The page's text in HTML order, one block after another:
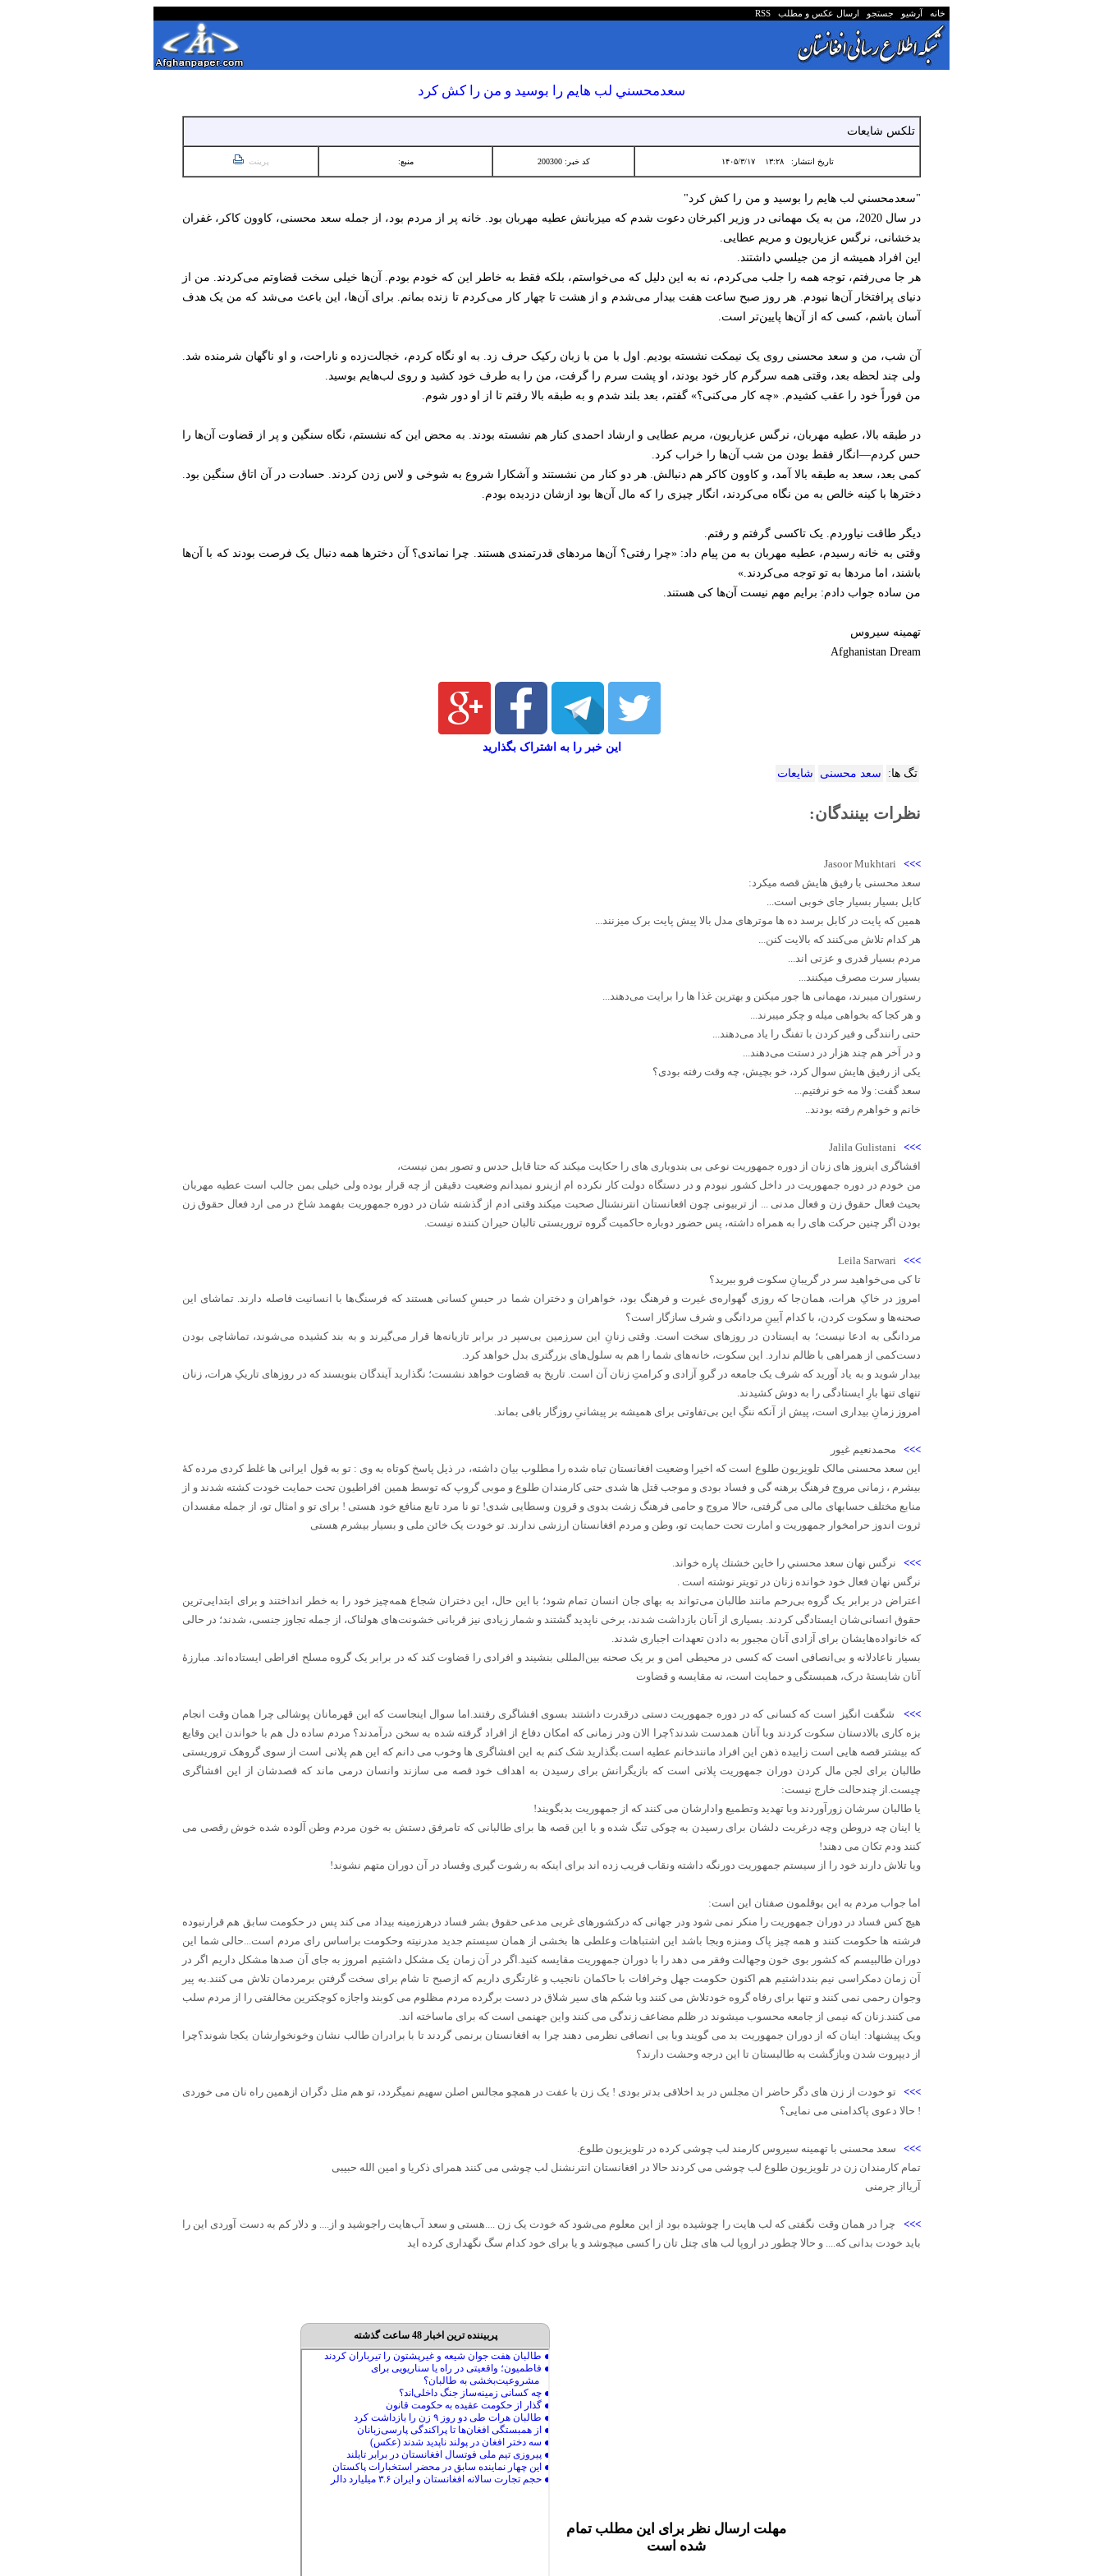
خانه آرشیو جستجو ارسال عکس و مطلب RSS
سعدمحسني لب هايم را بوسيد و من را كش كرد
تلکس شایعات
تاریخ انتشار:۱۳:۲۸ ۱۴۰۵/۳/۱۷ کد خبر: 200300 منبع: پرینت
"سعدمحسني لب هايم را بوسيد و من را كش كرد"
در سال 2020، من به یک مهمانی در وزیر اکبرخان دعوت شدم که میزبانش عطیه مهربان بود. خانه پر از مردم بود، از جمله سعد محسنی، کاوون کاکر، غفران
بدخشانی، نرگس عزیاریون و مریم عطایی.
این افراد همیشه از من جيلسي داشتند.
هر جا می‌رفتم، توجه همه را جلب می‌کردم، نه به این دلیل که می‌خواستم، بلکه فقط به خاطر این که خودم بودم. آن‌ها خیلی سخت قضاوتم می‌کردند. من از
دنیای پرافتخار آن‌ها نبودم. هر روز صبح ساعت هفت بیدار می‌شدم و از هشت تا چهار کار می‌کردم تا زنده بمانم. برای آن‌ها، این باعث می‌شد که من یک هدف
آسان باشم، کسی که از آن‌ها پایین‌تر است.
آن شب، من و سعد محسنی روی یک نیمکت نشسته بودیم. اول با من با زبان رکیک حرف زد. به او نگاه کردم، خجالت‌زده و ناراحت، و او ناگهان شرمنده شد.
ولی چند لحظه بعد، وقتی همه سرگرم کار خود بودند، او پشت سرم را گرفت، من را به طرف خود کشید و روی لب‌هایم بوسید.
من فوراً خود را عقب کشیدم. «چه کار می‌کنی؟» گفتم، بعد بلند شدم و به طبقه بالا رفتم تا از او دور شوم.
در طبقه بالا، عطیه مهربان، نرگس عزیاریون، مریم عطایی و ارشاد احمدی کنار هم نشسته بودند. به محض این که نشستم، نگاه سنگین و پر از قضاوت آن‌ها را
حس کردم—انگار فقط بودن من شب آن‌ها را خراب کرد.
کمی بعد، سعد به طبقه بالا آمد، و کاوون کاکر هم دنبالش. هر دو کنار من نشستند و آشکارا شروع به شوخی و لاس زدن کردند. حسادت در آن اتاق سنگین بود.
دخترها با کینه خالص به من نگاه می‌کردند، انگار چیزی را که مال آن‌ها بود ازشان دزدیده بودم.
دیگر طاقت نیاوردم. یک تاکسی گرفتم و رفتم.
وقتی به خانه رسیدم، عطیه مهربان به من پیام داد: «چرا رفتی؟ آن‌ها مردهای قدرتمندی هستند. چرا نماندی؟ آن دخترها همه دنبال یک فرصت بودند که با آن‌ها
باشند، اما مردها به تو توجه می‌کردند.»
من ساده جواب دادم: برایم مهم نیست آن‌ها کی هستند.
تهمينه سيروس
Afghanistan Dream
این خبر را به اشتراک بگذارید
تگ ها: سعد محسنی شایعات
نظرات بینندگان:
>>>
Jasoor Mukhtari
سعد محسنی با رفیق هایش قصه میکرد:
کابل بسیار بسیار جای خوبی است...
همین که پایت در کابل برسد ده ها موترهای مدل بالا پیش پایت برک میزنند...
هر کدام تلاش می‌کنند که بالایت کنن...
مردم بسیار قدری و عزتی اند...
بسیار سرت مصرف میکنند...
رستوران میبرند، مهمانی ها جور میکنن و بهترین غذا ها را برایت می‌دهند...
و هر کجا که بخواهی میله و چکر میبرند...
حتی رانندگی و فیر کردن با تفنگ را یاد می‌دهند...
و در آخر هم چند هزار در دستت می‌دهند...
یکی از رفیق هایش سوال کرد، خو بچیش، چه وقت رفته بودی؟
سعد گفت: ولا مه خو نرفتیم...
خانم و خواهرم رفته بودند..
>>>
Jalila Gulistani
افشاگری اینروز های زنان از دوره جمهوریت نوعی بی بندوباری های را حکایت میکند که حتا قابل حدس و تصور بمن نیست،
من خودم در دوره جمهوریت در داخل کشور نبودم و در دستگاه دولت کار نکرده ام ازینرو نمیدانم وضعیت دقیقن از چه قرار بوده ولی خیلی بمن جالب است عطیه مهربان
بحیث فعال حقوق زن و فعال مدنی ... از تربیونی چون افعانستان انترنشنال صحبت میکند وقتی ادم از گذشته شان در دوره جمهوریت بفهمد شاخ در می ارد فعال حقوق زن
بودن اگر چنین حرکت های را به همراه داشته، پس حضور دوباره حاکمیت گروه تروریستی تالبان حیران کننده نیست.
>>>
Leila Sarwari
تا کی می‌خواهید سر در گریبانِ سکوت فرو ببرید؟
امروز در خاکِ هرات، همان‌جا که روزی گهواره‌ی غیرت و فرهنگ بود، خواهران و دختران شما در حبسِ کسانی هستند که فرسنگ‌ها با انسانیت فاصله دارند. تماشای این
صحنه‌ها و سکوت کردن، با کدام آیینِ مردانگی و شرف سازگار است؟
مردانگی به ادعا نیست؛ به ایستادن در روزهای سخت است. وقتی زنانِ این سرزمین بی‌سپر در برابر تازیانه‌ها قرار می‌گیرند و به بند کشیده می‌شوند، تماشاچی بودن
دست‌کمی از همراهی با ظالم ندارد. این سکوت، خانه‌های شما را هم به سلول‌های بزرگتری بدل خواهد کرد.
بیدار شوید و به یاد آورید که شرف یک جامعه در گروِ آزادی و کرامتِ زنان آن است. تاریخ به قضاوت خواهد نشست؛ نگذارید آیندگان بنویسند که در روزهای تاریکِ هرات، زنان
تنهای تنها بارِ ایستادگی را به دوش کشیدند.
امروز زمانِ بیداری است، پیش از آنکه ننگِ این بی‌تفاوتی برای همیشه بر پیشانیِ روزگار باقی بماند.
>>> محمدنعیم غیور
این سعد محسنی مالک تلویزیون طلوع است که اخیرا وضعیت افغانستان تباه شده را مطلوب بیان داشته، در ذیل پاسخ کوتاه به وی : تو به قول ایرانی ها غلط کردی مرده کهٔ
بیشرم ، زمانی مروج فرهنگ برهنه گی و فساد بودی و موجب قتل ها شدی حتی کارمندان طلوع و موبی گروپ که توسط همین افراطیون تحت حمایت خودت کشته شدند و از
منابع مختلف حسابهای مالی می گرفتی، حالا مروج و حامی فرهنگ زشت بدوی و قرون وسطایی شدی! تو نا مرد تابع منافع خود هستی ! برای تو و امثال تو، از جمله مفسدان
ثروت اندوز حرامخوار جمهوریت و امارت تحت حمایت تو، وطن و مردم افغانستان ارزشی ندارند. تو خودت یک خائن ملی و بسیار بیشرم هستی
>>> نرگس نهان سعد محسني را خاين خشتك پاره خواند.
نرگس نهان فعال خود خوانده زنان در تويتر نوشته است .
اعتراض در برابر یک گروه بی‌رحم مانند طالبان می‌تواند به بهای جان انسان تمام شود؛ با این حال، این دختران شجاع همه‌چیز خود را به خطر انداختند و برای ابتدایی‌ترین
حقوق انسانی‌شان ایستادگی کردند. بسیاری از آنان بازداشت شدند، برخی ناپدید گشتند و شمار زیادی نیز قربانی خشونت‌های هولناک، از جمله تجاوز جنسی، شدند؛ در حالی
که خانواده‌هایشان برای آزادی آنان مجبور به دادن تعهدات اجباری شدند.
بسیار ناعادلانه و بی‌انصافی است که کسی در محیطی امن و بر یک صحنه بین‌المللی بنشیند و افرادی را قضاوت کند که در برابر یک گروه مسلح افراطی ایستاده‌اند. مبارزهٔ
آنان شایستهٔ درک، همبستگی و حمایت است، نه مقایسه و قضاوت
>>> شگفت انگیز است که کسانی که در دوره جمهوریت دستی درقدرت داشتند بسوی افشاگری رفتند.اما سوال اینجاست که این قهرمانان پوشالی چرا همان وقت انجام
بزه کاری بالادستان سکوت کردند وبا آنان همدست شدند؟چرا الان ودر زمانی که امکان دفاع از افراد گرفته شده به سخن درآمدند؟ مردم ساده دل هم با خواندن این وقایع
که بیشتر قصه هایی است زاییده ذهن این افراد مانندخانم عطیه است.بگذارید شک کنم به این افشاگری ها وخوب می دانم که این هم پلانی است از سوی گروهک تروریستی
طالبان برای لجن مال کردن دوران جمهوریت پلانی است که بازیگرانش برای رسیدن به اهداف خود قصه می سازند وانسان درمی ماند که قصدشان از این افشاگری
چیست.از چندحالت خارج نیست:
یا طالبان سرشان زورآوردند وبا تهدید وتطمیع وادارشان می کنند که از جمهوریت بدبگویند!
یا اینان چه دروطن وچه درغربت دلشان برای رسیدن به چوکی تنگ شده و با این قصه ها برای طالبانی که تامرفق دستش به خون مردم وطن آلوده شده خوش رقصی می
کنند ودم تکان می دهند!
ویا تلاش دارند خود را از سیستم جمهوریت دورنگه داشته ونقاب فریب زده اند برای اینکه به رشوت گیری وفساد در آن دوران متهم نشوند!
اما جواب مردم به این بوقلمون صفتان این است:
هیچ کس فساد در دوران جمهوریت را منکر نمی شود ودر جهانی که درکشورهای غربی مدعی حقوق بشر فساد درهرزمینه بیداد می کند پس در حکومت سابق هم قرارنبوده
فرشته ها حکومت کنند و همه چیز پاک ومنزه وبجا باشد این اشتباهات وعلطی ها بخشی از همان سیستم جدید مدرنیته وحکومت براساس رای مردم است...حالی شما این
دوران طالبیسم که کشور بوی خون وجهالت وفقر می دهد را با دوران جمهوریت مقایسه کنید.اگر در آن زمان یک مشکل داشتیم امروز به جای آن صدها مشکل داریم اگر در
آن زمان دمکراسی نیم بندداشتیم هم اکنون حکومت جهل وخرافات با حاکمان نانجیب و غارتگری داریم که ازصبح تا شام برای سخت گرفتن برمردمان تلاش می کنند.به پیر
وجوان رحمی نمی کنند و تنها برای رفاه گروه خودتلاش می کنند وبا شکم های سیر شلاق در دست برگرده مردم مظلوم می کوبند واجازه کوچکترین مخالفتی را از مردم سلب
می کنند.زنان که نیمی از جامعه محسوب میشوند در ظلم مضاعف زندگی می کنند واین جهنمی است که برای ماساخته اند.
ویک پیشنهاد: اینان که از دوران جمهوریت بد می گویند وبا بی انصافی نظرمی دهند چرا به افغانستان برنمی گردند تا با برادران طالب نشان وخونخوارشان یکجا شوند؟چرا
از دیپروت شدن وبازگشت به طالبستان تا این درجه وحشت دارند؟
>>>تو خودت از زن های دگر حاضر ان مجلس در بد اخلاقی بدتر بودی ! یک زن با عفت در همچو مجالس اصلن سهیم نمیگردد، تو هم مثل دگران ازهمین راه نان می خوردی
! حالا دعوی پاکدامنی می نمایی؟
>>> سعد محسنی با تهمينه سيروس کارمند لب چوشی کرده در تلویزیون طلوع.
تمام کارمندان زن در تلویزیون طلوع لب چوشی می کردند حالا در افغانستان انترنشنل لب چوشی می کنند همرای ذکریا و امین الله حبیبی
آریااز جرمنی
>>> چرا در همان وقت نگفتی که لب هایت را چوشیده بود از این معلوم می‌شود که خودت یک زن ....هستی و سعد آب‌هایت راجوشید و از.... و دلار کم به دست آوردی این را
باید خودت بدانی که.... و حالا چطور در اروپا لب های چتل تان را کسی میچوشد و یا برای خود کدام سگ نگهداری کرده اید
مهلت ارسال نظر برای این مطلب تمام
شده است
پربیننده ترین اخبار 48 ساعت گذشته